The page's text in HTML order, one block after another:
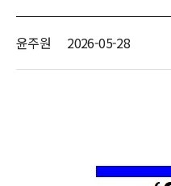
윤주원 2026-05-28